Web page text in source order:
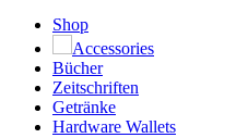
Shop
Accessories
Bücher
Zeitschriften
Getränke
Hardware Wallets